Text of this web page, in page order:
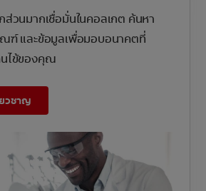
วนมากเชื่อมั่นในคอลเกต ค้นหา
ฑ์ และข้อมูลเพื่อมอบอนาคตที่
ไข้ของคุณ
วชาญ